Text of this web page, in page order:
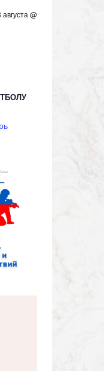
августа @